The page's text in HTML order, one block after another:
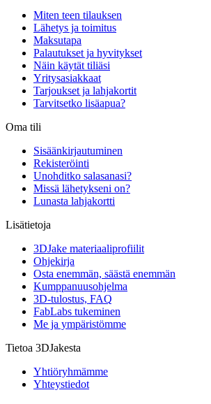
Miten teen tilauksen
Lähetys ja toimitus
Maksutapa
Palautukset ja hyvitykset
Näin käytät tiliäsi
Yritysasiakkaat
Tarjoukset ja lahjakortit
Tarvitsetko lisäapua?
Oma tili
Sisäänkirjautuminen
Rekisteröinti
Unohditko salasanasi?
Missä lähetykseni on?
Lunasta lahjakortti
Lisätietoja
3DJake materiaaliprofiilit
Ohjekirja
Osta enemmän, säästä enemmän
Kumppanuusohjelma
3D-tulostus, FAQ
FabLabs tukeminen
Me ja ympäristömme
Tietoa 3DJakesta
Yhtiöryhmämme
Yhteystiedot